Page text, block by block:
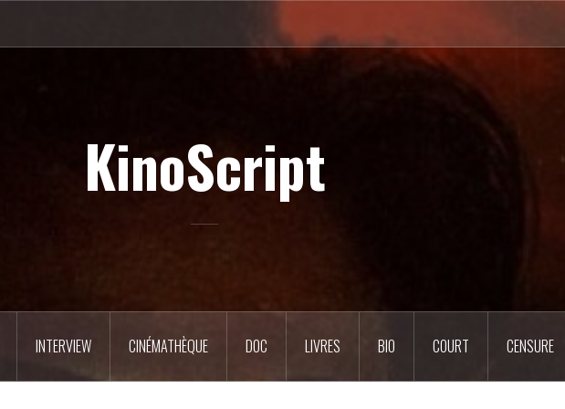
KinoScript
INTERVIEW CINÉMATHÈQUE DOC LIVRES BIO COURT CENSURE